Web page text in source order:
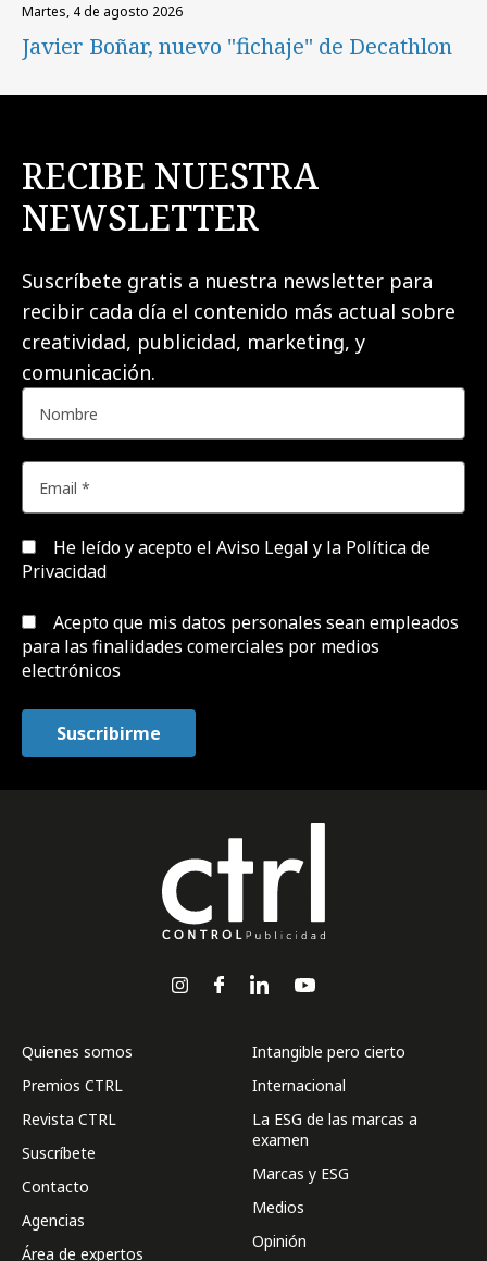
martes, 4 de agosto 2026
Javier Boñar, nuevo "fichaje" de Decathlon
RECIBE NUESTRA
NEWSLETTER
Suscríbete gratis a nuestra newsletter para
recibir cada día el contenido más actual sobre
creatividad, publicidad, marketing, y
comunicación.
He leído y acepto el Aviso Legal y la Política de
Privacidad
Acepto que mis datos personales sean empleados
para las finalidades comerciales por medios
electrónicos
Quienes somos
Premios CTRL
Revista CTRL
Suscríbete
Contacto
Agencias
Área de expertos
Intangible pero cierto
Internacional
La ESG de las marcas a
examen
Marcas y ESG
Medios
Opinión